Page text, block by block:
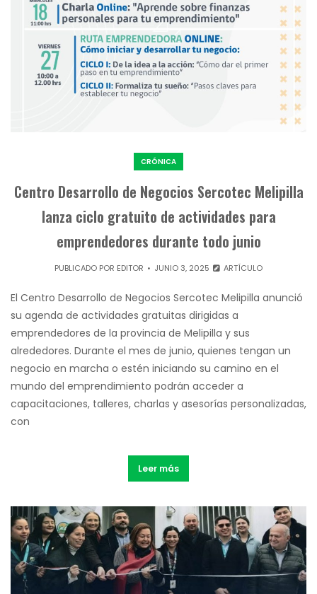
CRÓNICA
Centro Desarrollo de Negocios Sercotec Melipilla
lanza ciclo gratuito de actividades para
emprendedores durante todo junio
PUBLICADO POR EDITOR JUNIO 3, 2025 ARTÍCULO
El Centro Desarrollo de Negocios Sercotec Melipilla anunció
su agenda de actividades gratuitas dirigidas a
emprendedores de la provincia de Melipilla y sus
alrededores. Durante el mes de junio, quienes tengan un
negocio en marcha o estén iniciando su camino en el
mundo del emprendimiento podrán acceder a
capacitaciones, talleres, charlas y asesorías personalizadas,
con
Leer más